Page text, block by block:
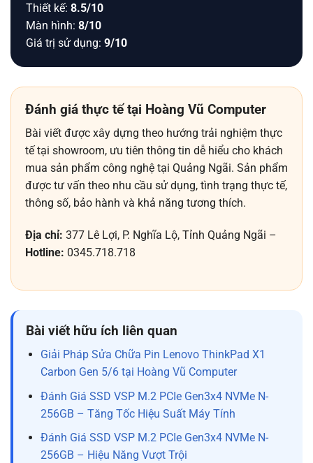
Thiết kế: 8.5/10
Màn hình: 8/10
Giá trị sử dụng: 9/10
Đánh giá thực tế tại Hoàng Vũ Computer
Bài viết được xây dựng theo hướng trải nghiệm thực
tế tại showroom, ưu tiên thông tin dễ hiểu cho khách
mua sản phẩm công nghệ tại Quảng Ngãi. Sản phẩm
được tư vấn theo nhu cầu sử dụng, tình trạng thực tế,
thông số, bảo hành và khả năng tương thích.
Địa chỉ: 377 Lê Lợi, P. Nghĩa Lộ, Tỉnh Quảng Ngãi –
Hotline: 0345.718.718
Bài viết hữu ích liên quan
Giải Pháp Sửa Chữa Pin Lenovo ThinkPad X1
Carbon Gen 5/6 tại Hoàng Vũ Computer
Đánh Giá SSD VSP M.2 PCIe Gen3x4 NVMe N-
256GB – Tăng Tốc Hiệu Suất Máy Tính
Đánh Giá SSD VSP M.2 PCIe Gen3x4 NVMe N-
256GB – Hiệu Năng Vượt Trội